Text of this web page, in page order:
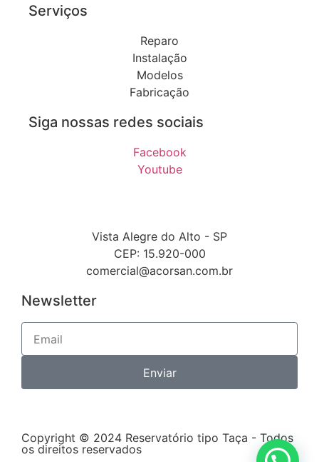
Serviços
Reparo
Instalação
Modelos
Fabricação
Siga nossas redes sociais
Facebook
Youtube
Vista Alegre do Alto - SP
CEP: 15.920-000
comercial@acorsan.com.br
Newsletter
Enviar
Copyright © 2024 Reservatório tipo Taça - Todos
os direitos reservados